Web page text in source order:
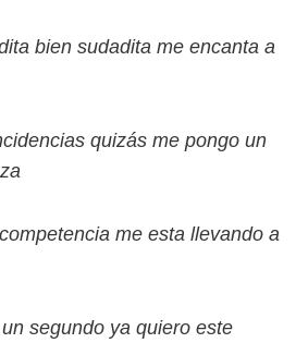
bien sudadita me encanta a
quizás me pongo un
me esta llevando a
segundo ya quiero este